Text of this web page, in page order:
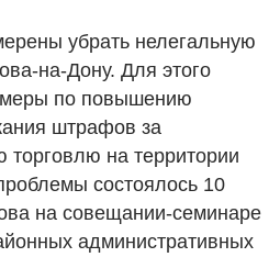
убрать нелегальную
на-Дону. Для этого
меры по повышению
штрафов за
торговлю на территории
состоялось 10
на совещании-семинаре
административных